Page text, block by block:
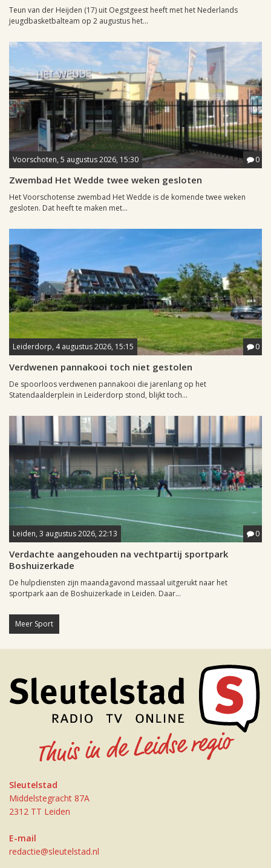
Teun van der Heijden (17) uit Oegstgeest heeft met het Nederlands
jeugdbasketbalteam op 2 augustus het...
Voorschoten, 5 augustus 2026, 15:30 0
Zwembad Het Wedde twee weken gesloten
Het Voorschotense zwembad Het Wedde is de komende twee weken
gesloten. Dat heeft te maken met...
Leiderdorp, 4 augustus 2026, 15:15 0
Verdwenen pannakooi toch niet gestolen
De spoorloos verdwenen pannakooi die jarenlang op het
Statendaalderplein in Leiderdorp stond, blijkt toch...
Leiden, 3 augustus 2026, 22:13 0
Verdachte aangehouden na vechtpartij sportpark
Boshuizerkade
De hulpdiensten zijn maandagavond massaal uitgerukt naar het
sportpark aan de Boshuizerkade in Leiden. Daar...
Meer Sport
Sleutelstad
Middelstegracht 87A
2312 TT Leiden
E-mail
redactie@sleutelstad.nl